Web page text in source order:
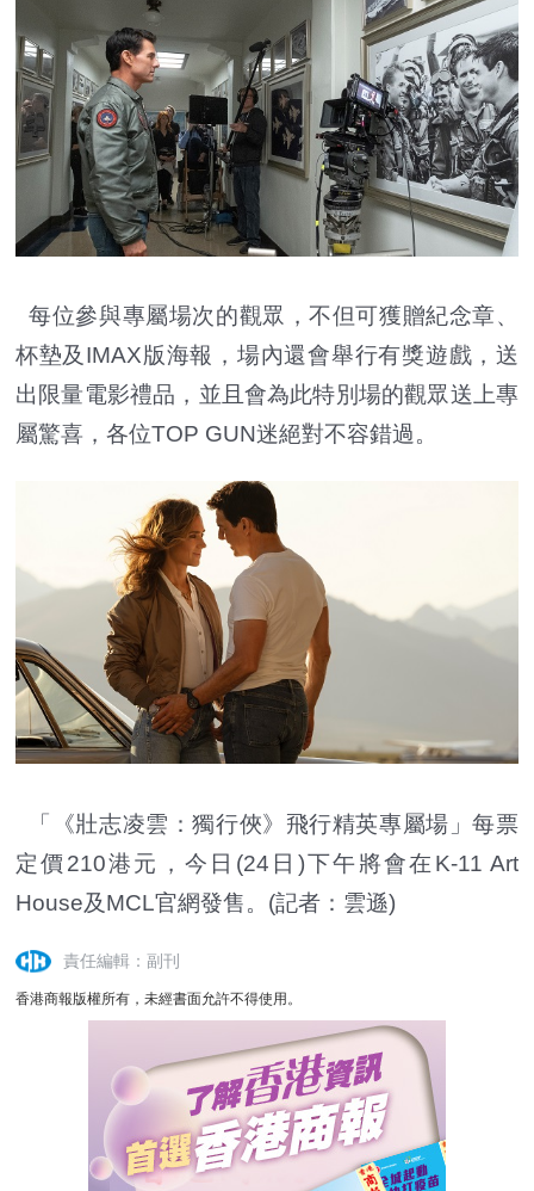
每位參與專屬場次的觀眾，不但可獲贈紀念章、
杯墊及IMAX版海報，場內還會舉行有獎遊戲，送
出限量電影禮品，並且會為此特別場的觀眾送上專
屬驚喜，各位TOP GUN迷絕對不容錯過。
「《壯志凌雲：獨行俠》飛行精英專屬場」每票
定價210港元，今日(24日)下午將會在K-11 Art
House及MCL官網發售。(記者：雲遜)
責任編輯：副刊
香港商報版權所有，未經書面允許不得使用。